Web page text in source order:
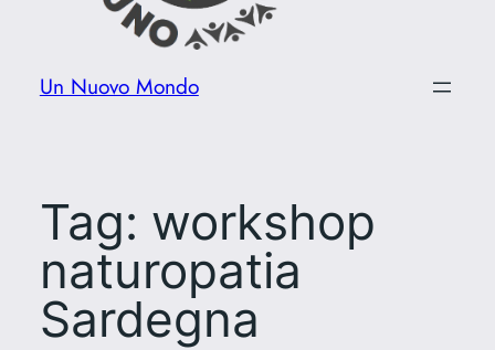
Un Nuovo Mondo
Tag: workshop
naturopatia
Sardegna